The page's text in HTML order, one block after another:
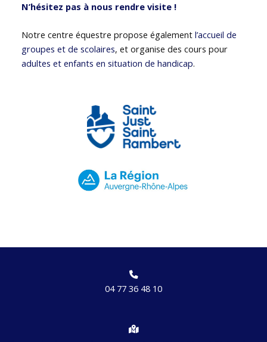
N’hésitez pas à nous rendre visite !
Notre centre équestre propose égalementl’accueil de
groupes et de scolaires, et organise des cours pour
adultes et enfants en situation de handicap.
04 77 36 48 10